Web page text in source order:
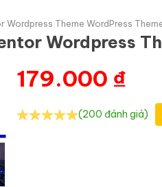
Theme WordPress
Wordpress
179.000 ₫
(200 đánh giá)